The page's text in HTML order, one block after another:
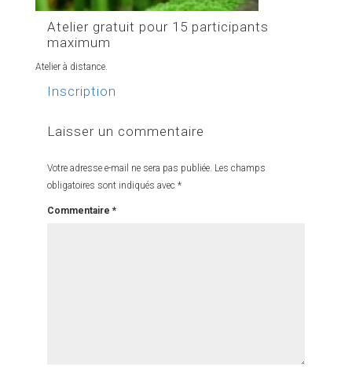
Atelier gratuit pour 15 participants
maximum
Atelier à distance.
Inscription
Laisser un commentaire
Votre adresse e-mail ne sera pas publiée. Les champs
obligatoires sont indiqués avec *
Commentaire *